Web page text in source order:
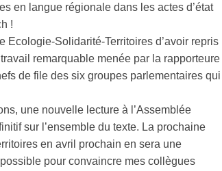
en langue régionale dans les actes d’état
!
Ecologie-Solidarité-Territoires d’avoir repris
remarquable menée par la rapporteure
de file des six groupes parlementaires qui
une nouvelle lecture à l’Assemblée
sur l’ensemble du texte. La prochaine
en avril prochain en sera une
pour convaincre mes collègues